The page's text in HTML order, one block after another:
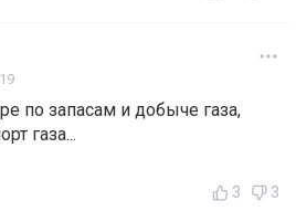
по запасам и добыче газа,
газа...
3 3